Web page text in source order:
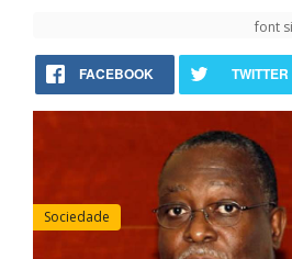
font
FACEBOOK TWITTER
Sociedade